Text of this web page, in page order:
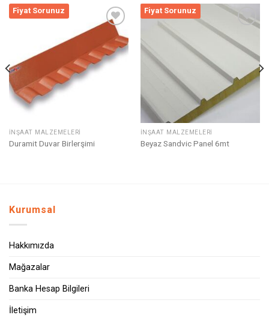
Fiyat Sorunuz
Listeme
Ekle
İNŞAAT MALZEMELERI
Duramit Duvar Birlerşimi
Fiyat Sorunuz
Listeme
Ekle
İNŞAAT MALZEMELERI
Beyaz Sandvic Panel 6mt
Kurumsal
Hakkımızda
Mağazalar
Banka Hesap Bilgileri
İletişim